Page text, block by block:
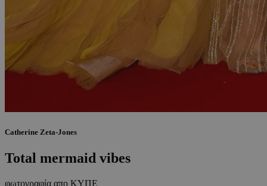
Catherine Zeta-Jones
Total mermaid vibes
φωτογραφία απο ΚΥΠΕ